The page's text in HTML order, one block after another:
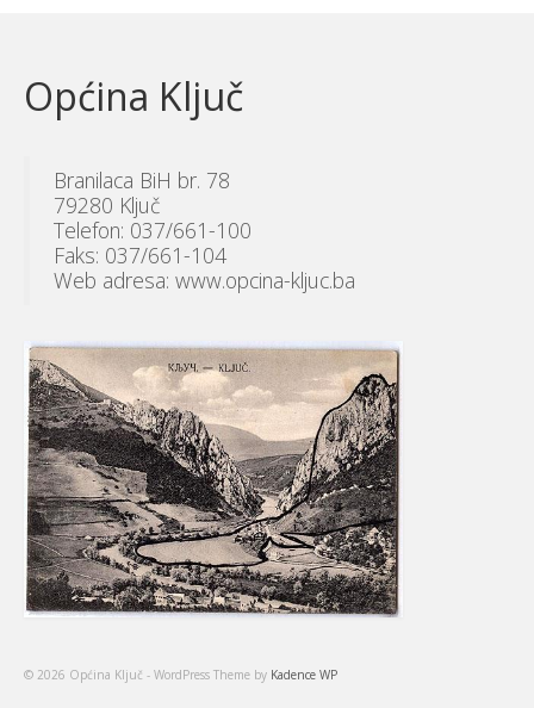
Općina Ključ
Branilaca BiH br. 78
79280 Ključ
Telefon: 037/661-100
Faks: 037/661-104
Web adresa: www.opcina-kljuc.ba
© 2026 Općina Ključ - WordPress Theme by Kadence WP